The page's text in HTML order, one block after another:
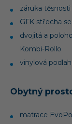
záruka
GFK střecha
dvojitá a
Kombi-Rollo
vinylová
Obytný
matrace